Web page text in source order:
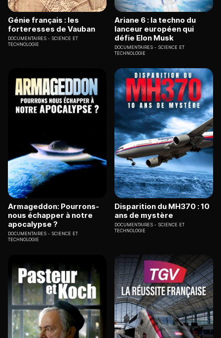
Génie français : les
forteresses de Vauban
DOCUMENTAIRES
SCIENCE ET
TECHNOLOGIE
Ariane 6 : la techno du
lanceur européen qui
défie Elon Musk
DOCUMENTAIRES
SCIENCE ET
TECHNOLOGIE
Armageddon: Pourrons-
nous échapper à notre
apocalypse ?
DOCUMENTAIRES
SCIENCE ET
TECHNOLOGIE
Disparition du MH370 : 10
ans de mystère
DOCUMENTAIRES
SCIENCE ET
TECHNOLOGIE